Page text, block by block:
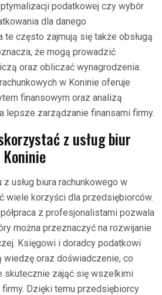
podatkowej czy wybór
dla danego
te często zajmują się także obsługą
że mogą prowadzić
oraz obliczać wynagrodzenia.
w Koninie oferuje
finansowym oraz analizą
lepsze zarządzanie finansami firmy.
z usług biur
usług biura rachunkowego w
wiele korzyści dla przedsiębiorców.
z profesjonalistami pozwala
można przeznaczyć na rozwijanie
Księgowi i doradcy podatkowi
oraz doświadczenie, co
skutecznie zająć się wszelkimi
Dzięki temu przedsiębiorcy